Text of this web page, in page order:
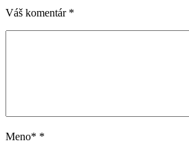
Váš komentár *
Meno* *